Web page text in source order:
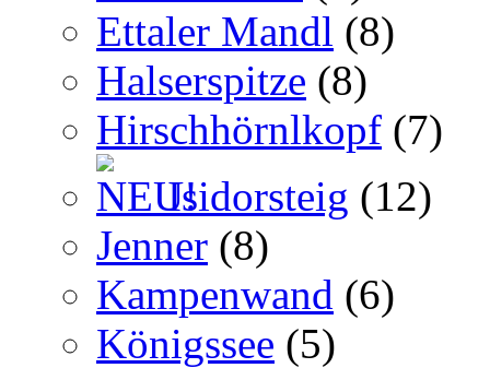
Ettaler Mandl (8)
Halserspitze (8)
Hirschhörnlkopf (7)
Isidorsteig (12)
Jenner (8)
Kampenwand (6)
Königssee (5)